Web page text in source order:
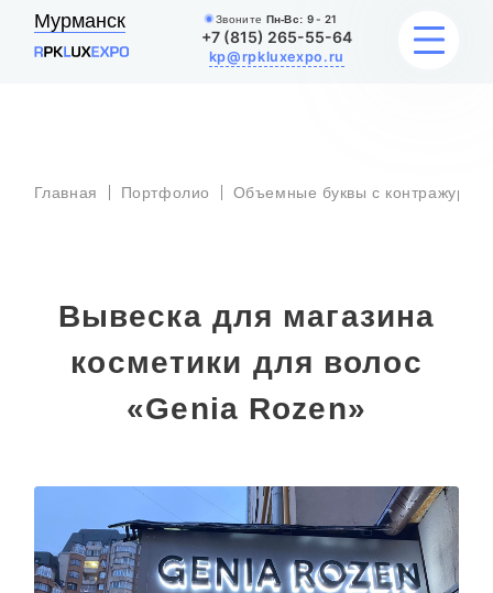
Мурманск Звоните Пн-Вс: 9 - 21
+7 (815) 265-55-64
kp@rpkluxexpo.ru
БЛОГ
Главная Портфолио Объемные буквы с
Вывеска для магазина
косметики для волос
«Genia Rozen»